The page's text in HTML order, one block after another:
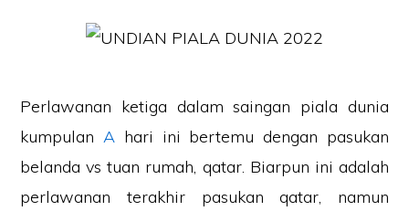
Perlawanan ketiga dalam saingan piala dunia
kumpulanA hari ini bertemu dengan pasukan
belanda vs tuan rumah, qatar. Biarpun ini adalah
perlawanan terakhir pasukan qatar, namun